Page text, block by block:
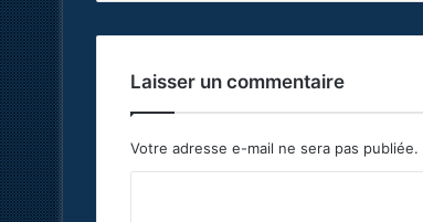
Laisser un commentaire
Votre adresse e-mail ne sera pas publiée.